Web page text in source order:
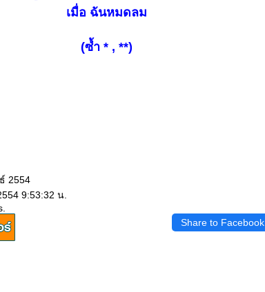
เมื่อ ฉันหมดลม
(ซ้ำ * , **)
2554
9:53:32 น.
Share to Facebook